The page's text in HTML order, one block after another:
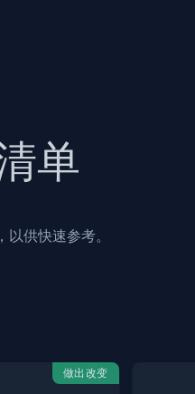
单
供快速参考。
做出改变